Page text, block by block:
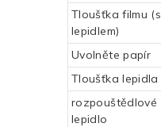
Tloušťka filmu (s
lepidlem)
Uvolněte papír
Tloušťka lepidla
rozpouštědlové
lepidlo